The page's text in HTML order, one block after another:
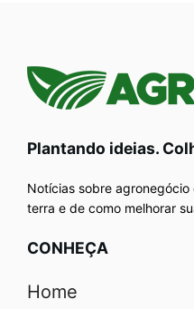
Plantando ideias.
Notícias sobre
terra e de como melhorar
CONHEÇA
Home